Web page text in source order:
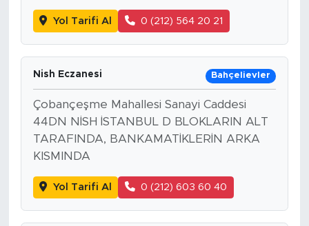
Yol Tarifi Al 0 (212) 564 20 21
Nish Eczanesi Bahçelievler
Çobançeşme Mahallesi Sanayi Caddesi
44DN NİSH İSTANBUL D BLOKLARIN ALT
TARAFINDA, BANKAMATİKLERİN ARKA
KISMINDA
Yol Tarifi Al 0 (212) 603 60 40